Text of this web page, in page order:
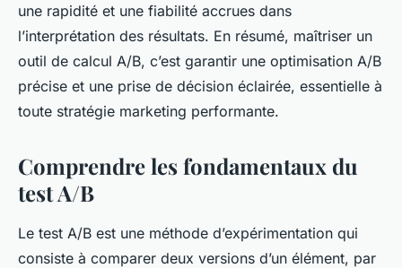
une rapidité et une fiabilité accrues dans
l’interprétation des résultats. En résumé, maîtriser un
outil de calcul A/B, c’est garantir une optimisation A/B
précise et une prise de décision éclairée, essentielle à
toute stratégie marketing performante.
Comprendre les fondamentaux du
test A/B
Le test A/B est une méthode d’expérimentation qui
consiste à comparer deux versions d’un élément, par